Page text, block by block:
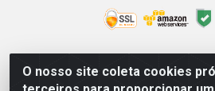
O nosso site coleta cookies
Multilist Distribuidora de